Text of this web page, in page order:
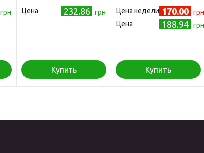
грн Цена 232.86 грн
Купить
(PP00121)
Цена недели 170.00 грн
Цена
188.94 грн
Купить